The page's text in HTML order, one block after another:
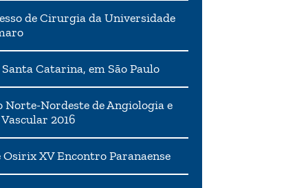
de Cirurgia da Universidade
Catarina, em São Paulo
Norte-Nordeste de Angiologia e
2016
Osirix XV Encontro Paranaense